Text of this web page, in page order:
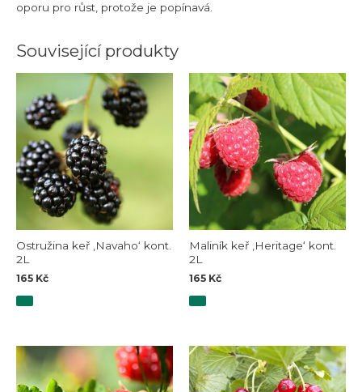
oporu pro růst, protože je popínavá.
Související produkty
Ostružina keř ‚Navaho‘ kont.
2L
165 Kč
Maliník keř ‚Heritage‘ kont.
2L
165 Kč